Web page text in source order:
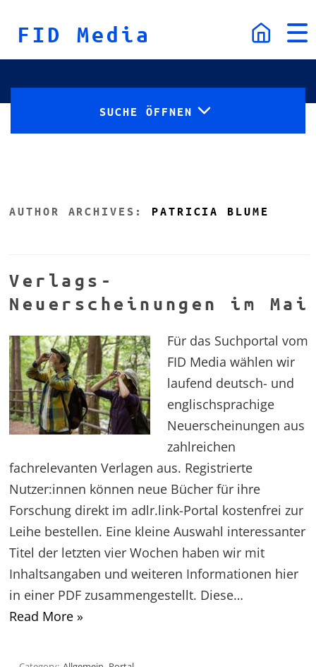
FID Media
Toggle
SUCHE ÖFFNEN
AUTHOR ARCHIVES: PATRICIA BLUME
Verlags-
Neuerscheinungen im Mai
Für das Suchportal vom
FID Media wählen wir
laufend deutsch- und
englischsprachige
Neuerscheinungen aus
zahlreichen
fachrelevanten Verlagen aus. Registrierte
Nutzer:innen können neue Bücher für ihre
Forschung direkt im adlr.link-Portal kostenfrei zur
Leihe bestellen. Eine kleine Auswahl interessanter
Titel der letzten vier Wochen haben wir mit
Inhaltsangaben und weiteren Informationen hier
in einer PDF zusammengestellt. Diese…
Read More »